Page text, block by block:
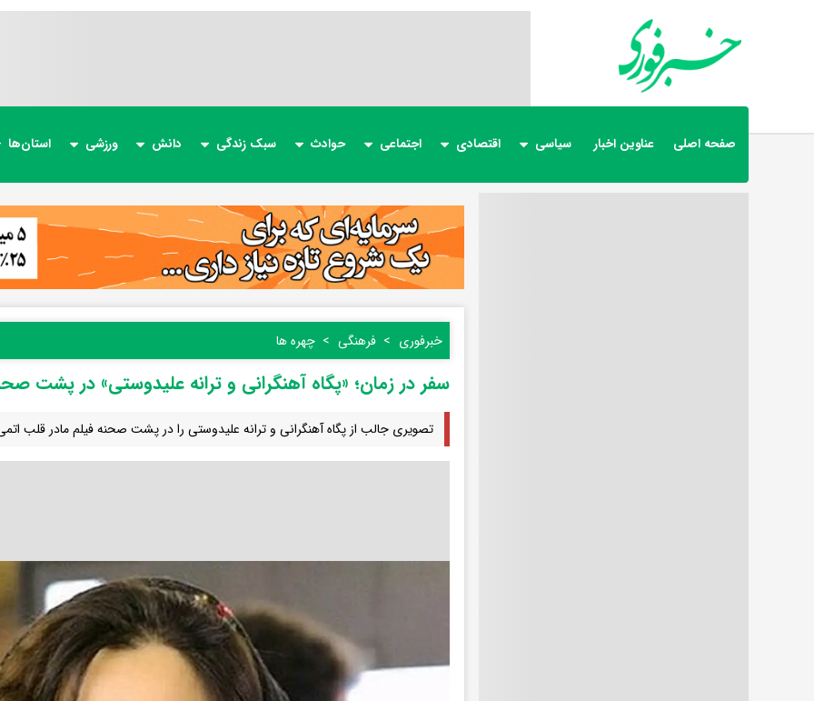
صفحه اصلی عناوین اخبار سیاسی اقتصادی اجتماعی حوادث سبک زندگی دانش ورزشی استان‌ها
خبرفوری فرهنگی چهره ها
سفر در زمان؛ «پگاه آهنگرانی و ترانه علیدوستی» در پشت
تصویری جالب از پگاه آهنگرانی و ترانه علیدوستی را در پشت صحنه فیلم مادر قلب اتمی و در سال